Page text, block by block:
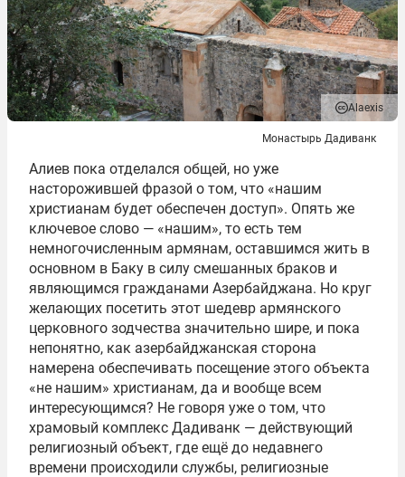
Alaexis
Монастырь Дадиванк
Алиев пока отделался общей, но уже
насторожившей фразой о том, что «нашим
христианам будет обеспечен доступ». Опять же
ключевое слово — «нашим», то есть тем
немногочисленным армянам, оставшимся жить в
основном в Баку в силу смешанных браков и
являющимся гражданами Азербайджана. Но круг
желающих посетить этот шедевр армянского
церковного зодчества значительно шире, и пока
непонятно, как азербайджанская сторона
намерена обеспечивать посещение этого объекта
«не нашим» христианам, да и вообще всем
интересующимся? Не говоря уже о том, что
храмовый комплекс Дадиванк — действующий
религиозный объект, где ещё до недавнего
времени происходили службы, религиозные